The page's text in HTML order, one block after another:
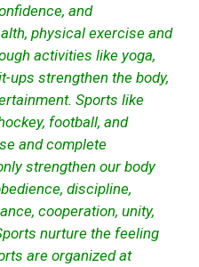
and
physical exercise and
activities like yoga,
ups strengthen the body,
Sports like
football, and
and complete
strengthen our body
discipline,
cooperation, unity,
nurture the feeling
are organized at